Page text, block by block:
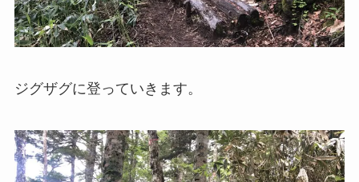
ジグザグに登っていきます。